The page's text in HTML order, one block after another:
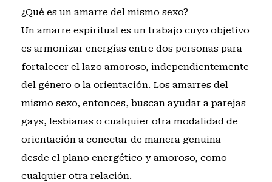
¿Qué es un amarre del mismo sexo?
Un amarre espiritual es un trabajo cuyo objetivo
es armonizar energías entre dos personas para
fortalecer el lazo amoroso, independientemente
del género o la orientación. Los amarres del
mismo sexo, entonces, buscan ayudar a parejas
gays, lesbianas o cualquier otra modalidad de
orientación a conectar de manera genuina
desde el plano energético y amoroso, como
cualquier otra relación.